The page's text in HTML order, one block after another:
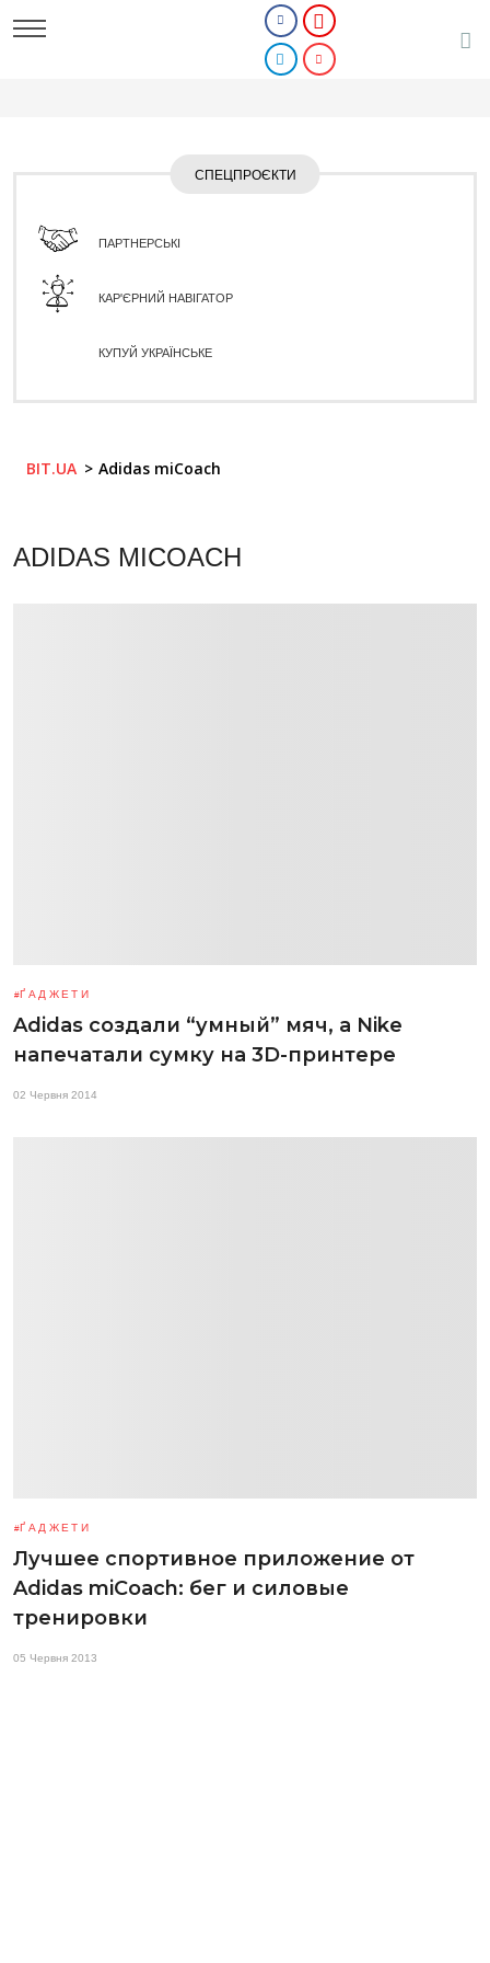
СПЕЦПРОЄКТИ
ПАРТНЕРСЬКІ
КАР'ЄРНИЙ НАВІГАТОР
КУПУЙ УКРАЇНСЬКЕ
BIT.UA Adidas miCoach
ADIDAS MICOACH
ҐАДЖЕТИ
Adidas создали “умный” мяч, а Nike
напечатали сумку на 3D-принтере
02 Червня 2014
ҐАДЖЕТИ
Лучшее спортивное приложение от
Adidas miCoach: бег и силовые
тренировки
05 Червня 2013